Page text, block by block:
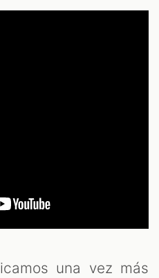
una vez más